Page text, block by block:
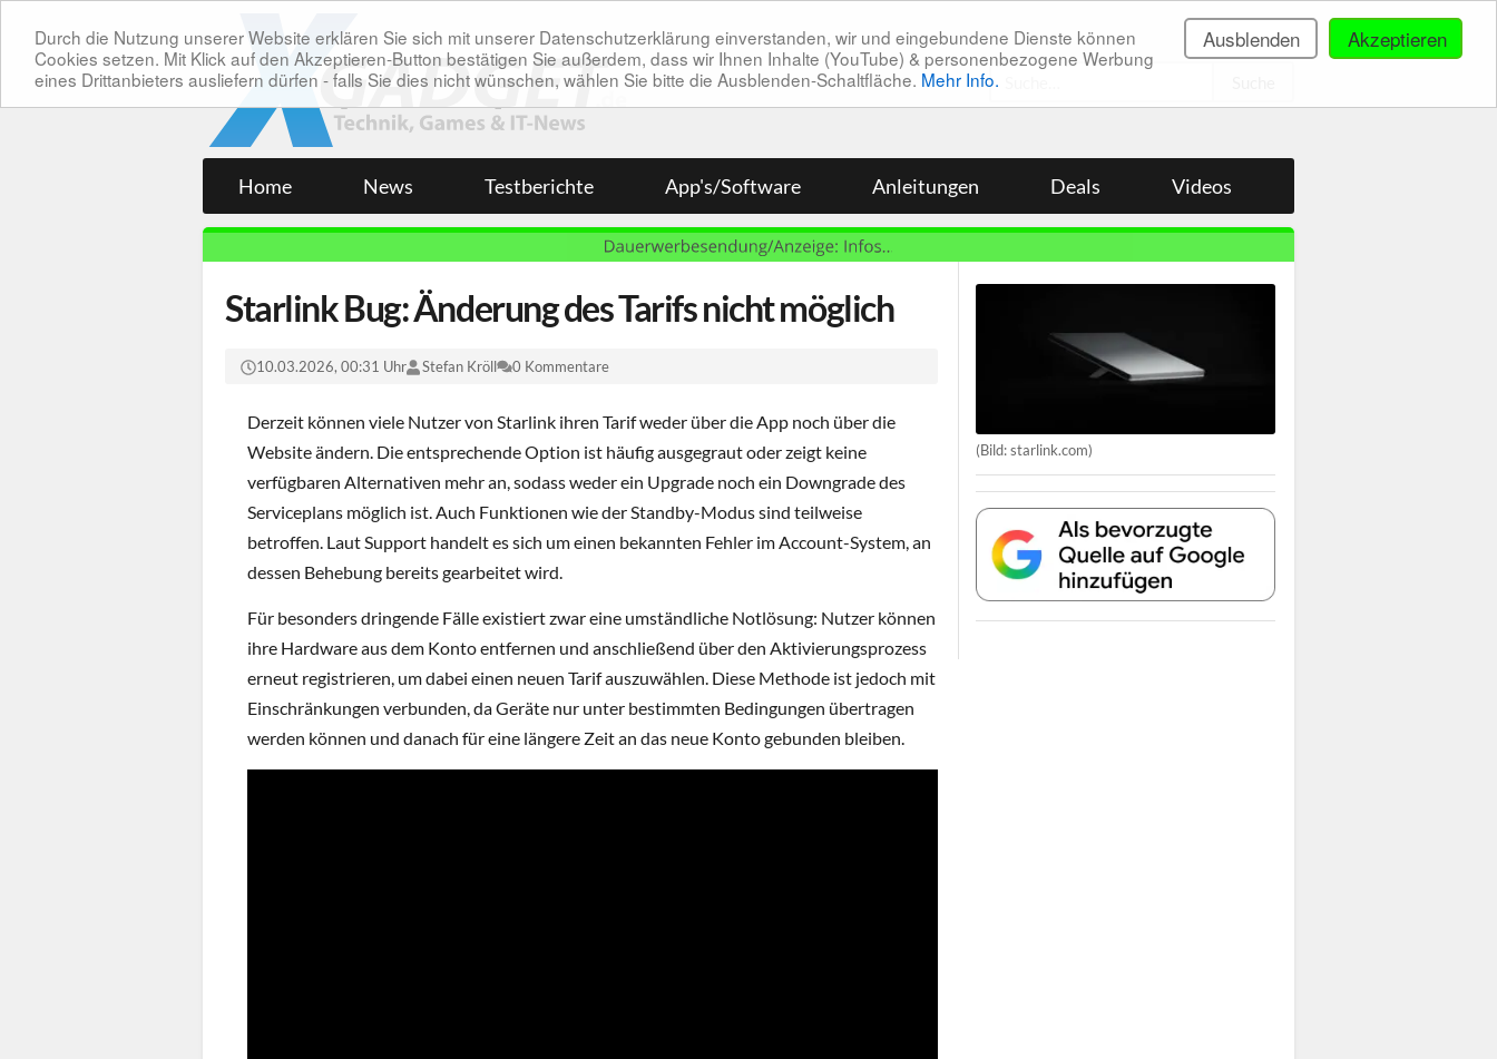
Akzeptieren
Ausblenden
Durch die Nutzung unserer Website erklären Sie sich mit unserer Datenschutzerklärung einverstanden, wir und eingebundene Dienste können
Cookies setzen. Mit Klick auf den Akzeptieren-Button bestätigen Sie außerdem, dass wir Ihnen Inhalte (YouTube) & personenbezogene Werbung
eines Drittanbieters ausliefern dürfen - falls Sie dies nicht wünschen, wählen Sie bitte die Ausblenden-Schaltfläche. Mehr Info.
Home News Testberichte App's/Software Anleitungen Deals Videos
Starlink Bug: Änderung des Tarifs nicht möglich
10.03.2026, 00:31 Uhr Stefan Kröll 0 Kommentare
Derzeit können viele Nutzer von Starlink ihren Tarif weder über die App noch über die
Website ändern. Die entsprechende Option ist häufig ausgegraut oder zeigt keine
verfügbaren Alternativen mehr an, sodass weder ein Upgrade noch ein Downgrade des
Serviceplans möglich ist. Auch Funktionen wie der Standby-Modus sind teilweise
betroffen. Laut Support handelt es sich um einen bekannten Fehler im Account-System, an
dessen Behebung bereits gearbeitet wird.
Für besonders dringende Fälle existiert zwar eine umständliche Notlösung: Nutzer können
ihre Hardware aus dem Konto entfernen und anschließend über den Aktivierungsprozess
erneut registrieren, um dabei einen neuen Tarif auszuwählen. Diese Methode ist jedoch mit
Einschränkungen verbunden, da Geräte nur unter bestimmten Bedingungen übertragen
werden können und danach für eine längere Zeit an das neue Konto gebunden bleiben.
(Bild: starlink.com)